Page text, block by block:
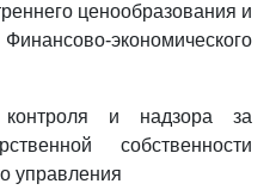
ценообразования и
экономического
и надзора за
собственности
управления